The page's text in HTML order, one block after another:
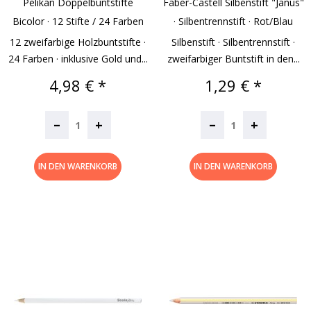
Bicolor · 12 Stifte / 24 Farben
12 zweifarbige Holzbuntstifte ·
24 Farben · inklusive Gold und...
Preis
4,98 € *
– +
IN DEN WARENKORB
· Silbentrennstift · Rot/blau
Silbenstift · Silbentrennstift ·
zweifarbiger Buntstift in den...
Preis
1,29 € *
– +
IN DEN WARENKORB